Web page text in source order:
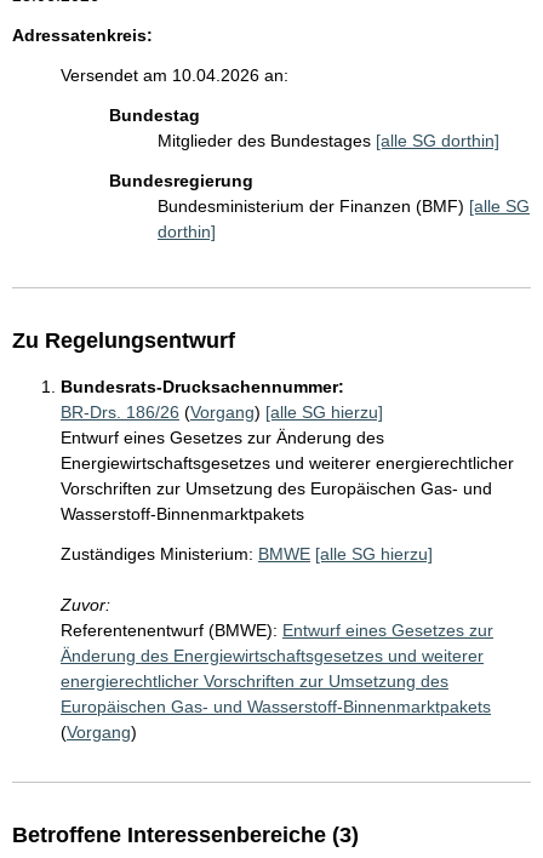
Adressatenkreis:
Versendet am 10.04.2026 an:
Bundestag
Mitglieder des Bundestages [alle SG dorthin]
Bundesregierung
Bundesministerium der Finanzen (BMF) [alle SG
dorthin]
Zu Regelungsentwurf
Bundesrats-Drucksachennummer:
BR-Drs. 186/26 (Vorgang) [alle SG hierzu]
Entwurf eines Gesetzes zur Änderung des
Energiewirtschaftsgesetzes und weiterer energierechtlicher
Vorschriften zur Umsetzung des Europäischen Gas- und
Wasserstoff-Binnenmarktpakets
Zuständiges Ministerium: BMWE [alle SG hierzu]
Zuvor:
Referentenentwurf (BMWE): Entwurf eines Gesetzes zur
Änderung des Energiewirtschaftsgesetzes und weiterer
energierechtlicher Vorschriften zur Umsetzung des
Europäischen Gas- und Wasserstoff-Binnenmarktpakets
(Vorgang)
Betroffene Interessenbereiche (3)